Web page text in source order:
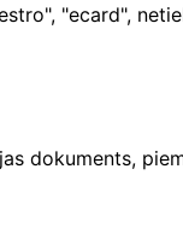
"ecard",
dokuments,